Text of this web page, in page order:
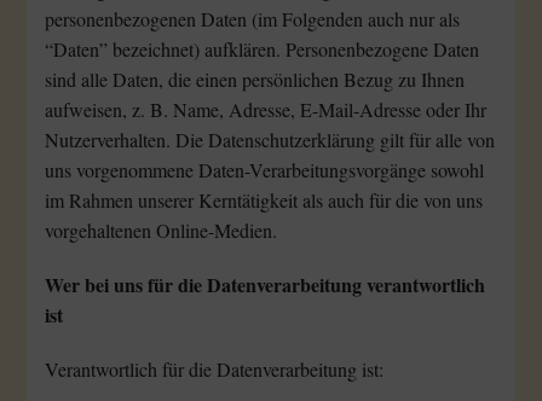
personenbezogenen Daten (im Folgenden auch nur als
“Daten” bezeichnet) aufklären. Personenbezogene Daten
sind alle Daten, die einen persönlichen Bezug zu Ihnen
aufweisen, z. B. Name, Adresse, E-Mail-Adresse oder Ihr
Nutzerverhalten. Die Datenschutzerklärung gilt für alle von
uns vorgenommene Daten-Verarbeitungsvorgänge sowohl
im Rahmen unserer Kerntätigkeit als auch für die von uns
vorgehaltenen Online-Medien.
Wer bei uns für die Datenverarbeitung verantwortlich
ist
Verantwortlich für die Datenverarbeitung ist: